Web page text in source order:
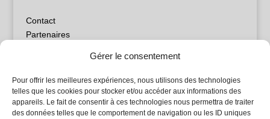
Gérer le consentement
Pour offrir les meilleures expériences, nous utilisons des technologies
telles que les cookies pour stocker et/ou accéder aux informations des
appareils. Le fait de consentir à ces technologies nous permettra de traiter
des données telles que le comportement de navigation ou les ID uniques
Contact
Partenaires
Politique de confidentialité
Sites partenaires
5Façades